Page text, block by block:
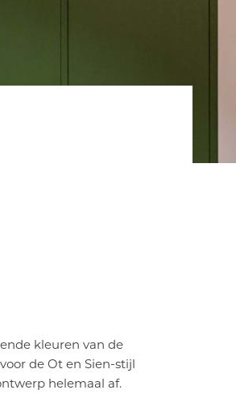
kleuren van de
de Ot en Sien-stijl
helemaal af.